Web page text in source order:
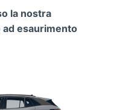
la nostra
esaurimento